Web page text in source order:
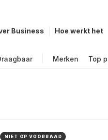
Business Hoe werkt het
Merken Top
NIET OP VOORRAAD